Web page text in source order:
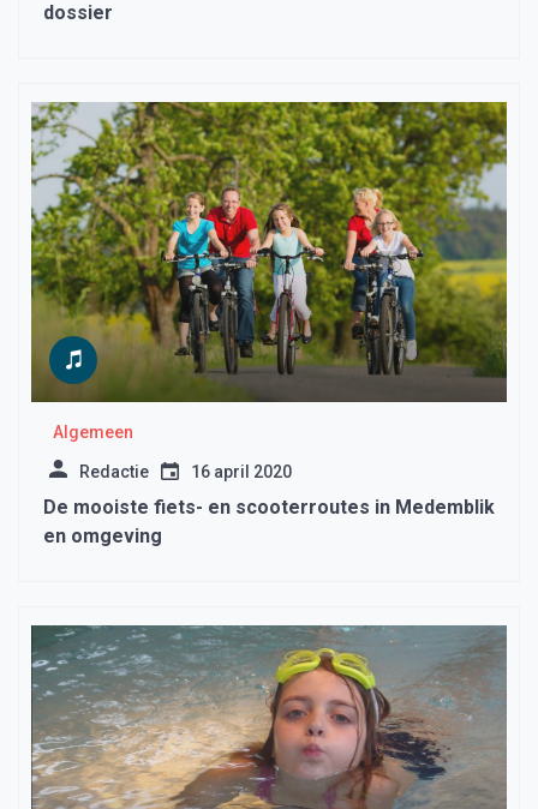
dossier
Algemeen
Redactie 16 april 2020
De mooiste fiets- en scooterroutes in Medemblik
en omgeving